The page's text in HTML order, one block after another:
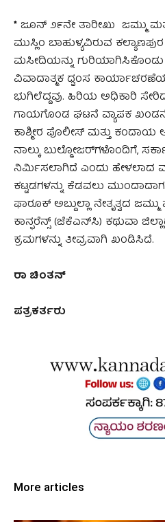
*ಜೂನ್ ೨೯ನೇ ತಾರೀಖು ಜಮ್ಮು
ಮುಸ್ಲಿಂ ಬಾಹುಳ್ಯವಿರುವ
ಮಸೀದಿಯನ್ನು
ವಿವಾದಾತ್ಮಕ ಧ್ವಂಸ
ಭುಗಿಲೆದ್ದವು. ಹಿರಿಯ ಅಧಿಕಾರಿ
ಗಾಯಗೊಂಡ ಘಟನೆ ವ್ಯಾಪಕ
ಕಾಶ್ಮೀರ ಪೊಲೀಸ್ ಮತ್ತು
ನಾಲ್ಕು ಬುಲ್ಡೋಜರ್‌ಗಳೊಂದಿಗೆ,
ನಿರ್ಮಿಸಲಾಗಿದೆ ಎಂದು ಹೇಳಲಾದ
ಕಟ್ಟಡಗಳನ್ನು ಕೆಡವಲು
ಫಾರೂಕ್ ಅಬ್ದುಲ್ಲಾ ನೇತೃತ್ವದ
ಕಾನ್ಫರೆನ್ಸ್ (ಜೆಕೆಎನ್‌ಸಿ) ಕಥುವಾ
ಕ್ರಮಗಳನ್ನು ತೀವ್ರವಾಗಿ ಖಂಡಿಸಿದೆ.
ರಾ ಚಿಂತನ್
ಪತ್ರಕರ್ತರು
More articles